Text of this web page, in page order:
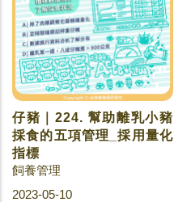
仔豬｜224. 幫助離乳小豬
採食的五項管理_採用量化
指標
飼養管理
2023-05-10